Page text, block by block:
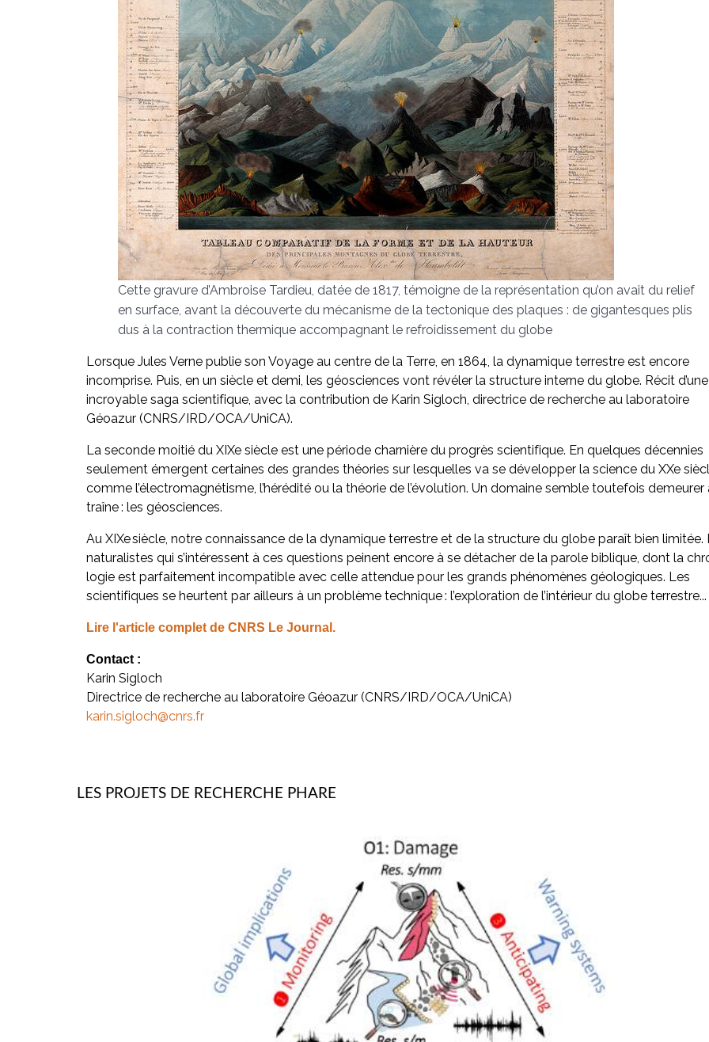
Cette gravure d’Ambroise Tardieu, datée de 1817, témoigne de la représentation qu’on avait du relief
en surface, avant la découverte du mécanisme de la tectonique des plaques : de gigantesques plis
dus à la contraction thermique accompagnant le refroidissement du globe
Lorsque Jules Verne publie son Voyage au centre de la Terre, en 1864, la dynamique terrestre est encore
incomprise. Puis, en un siècle et demi, les géosciences vont révéler la structure interne du globe. Récit d’une
incroyable saga scientifique, avec la contribution de Karin Sigloch, directrice de recherche au laboratoire
Géoazur (CNRS/IRD/OCA/UniCA).
La seconde moitié du XIXe siècle est une période charnière du progrès scientifique. En quelques décennies
seulement émergent certaines des grandes théories sur lesquelles va se développer la science du XXe
comme l’électromagnétisme, l’hérédité ou la théorie de l’évolution. Un domaine semble toutefois demeurer
traîne : les géosciences.
Au XIXe siècle, notre connaissance de la dynamique terrestre et de la structure du globe paraît bien limitée.
naturalistes qui s’intéressent à ces questions peinent encore à se détacher de la parole biblique, dont la
logie est parfaitement incompatible avec celle attendue pour les grands phénomènes géologiques. Les
scientifiques se heurtent par ailleurs à un problème technique : l’exploration de l’intérieur du globe terrestre...
Lire l'article complet de CNRS Le Journal.
Contact :
Karin Sigloch
Directrice de recherche au laboratoire Géoazur (CNRS/IRD/OCA/UniCA)
karin.sigloch@cnrs.fr
LES PROJETS DE RECHERCHE PHARE